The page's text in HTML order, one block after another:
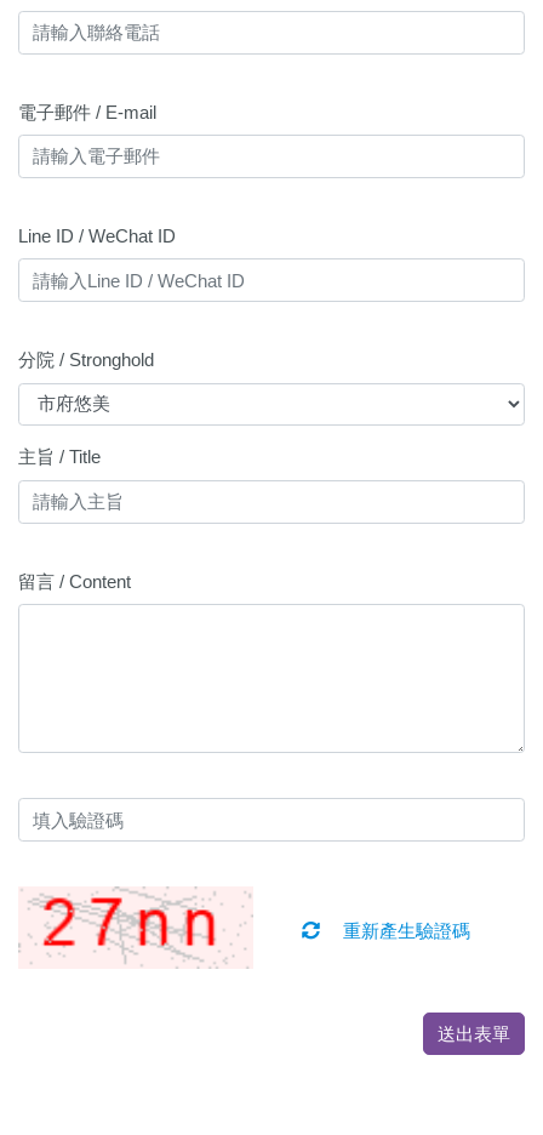
電子郵件 / E-mail
Line ID / WeChat ID
分院 / Stronghold
主旨 / Title
留言 / Content
重新產生驗證碼
送出表單